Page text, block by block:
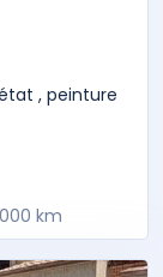
, peinture
km